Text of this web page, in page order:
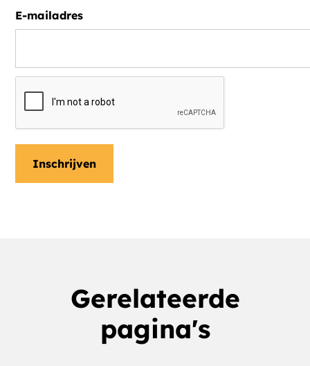
E-mailadres
Gerelateerde
pagina's